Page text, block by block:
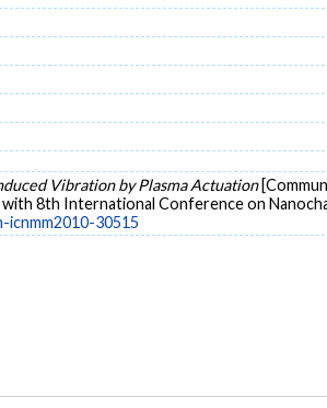
Vibration by Plasma Actuation
8th International Conference on
30515